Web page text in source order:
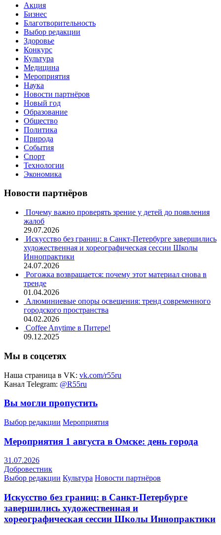
Акция
Бизнес
Благотворительность
Выбор редакции
Здоровье
Конкурс
Культура
Медицина
Мероприятия
Наука
Новости партнёров
Новый год
Образование
Общество
Политика
Природа
События
Спорт
Технологии
Экономика
Новости партнёров
Почему важно проверять зрение у детей до появления
жалоб
29.07.2026
Искусство без границ: в Санкт-Петербурге завершились
художественная и хореографическая сессии Школы
Иннопрактики
24.07.2026
Рогожка возвращается: почему этот материал снова в
тренде
01.04.2026
Алюминиевые опоры освещения: тренд современного
городского пространства
04.02.2026
Coffee Anytime в Питере!
09.12.2025
Мы в соцсетях
Наша страница в VK: vk.com/r55ru
Канал Telegram: @R55ru
Вы могли пропустить
Выбор редакции Мероприятия
Мероприятия 1 августа в Омске: день города
31.07.2026
Добровестник
Выбор редакции Культура Новости партнёров
Искусство без границ: в Санкт-Петербурге
завершились художественная и
хореографическая сессии Школы Иннопрактики